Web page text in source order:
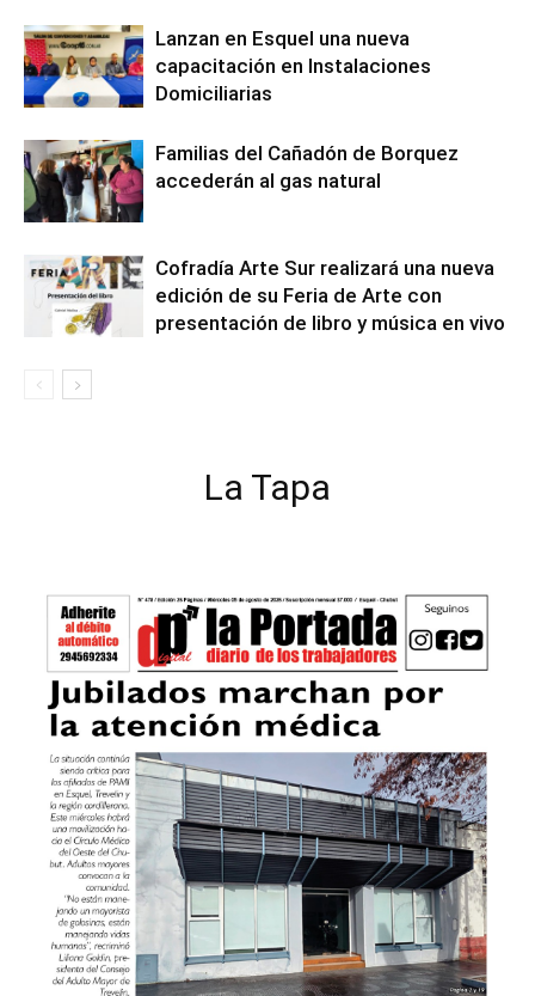
Lanzan en Esquel una nueva
capacitación en Instalaciones
Domiciliarias
Familias del Cañadón de Borquez
accederán al gas natural
Cofradía Arte Sur realizará una nueva
edición de su Feria de Arte con
presentación de libro y música en vivo
La Tapa